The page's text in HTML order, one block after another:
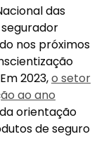
das
nos próximos
2023,o setor
ao ano
orientação
de seguro